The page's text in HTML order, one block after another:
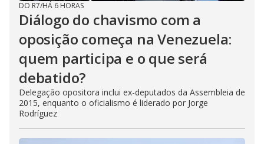
DO R7/HÁ 6 HORAS
Diálogo do chavismo com a
oposição começa na Venezuela:
quem participa e o que será
debatido?
Delegação opositora inclui ex-deputados da Assembleia de
2015, enquanto o oficialismo é liderado por Jorge
Rodríguez